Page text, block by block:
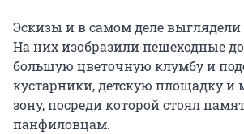
Эскизы и в самом деле
На них изобразили пешеходные
большую цветочную клумбу и
кустарники, детскую площадку и
зону, посреди которой стоял
панфиловцам.